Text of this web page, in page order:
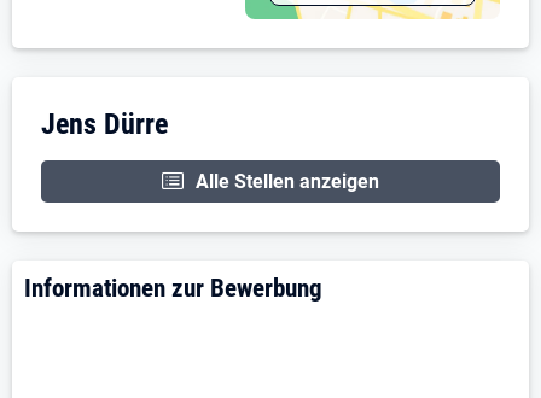
Zahnarztpraxis Jens Dürre
Tel. 02568 / 1286
Unternehmensdarstellung: Jens Dürre
Jens Dürre
Alle Stellen anzeigen
Informationen zur Bewerbung